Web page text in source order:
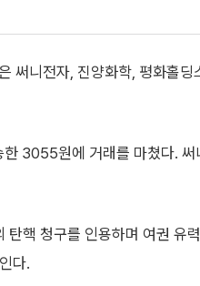
써니전자, 진양화학, 평화홀
3055원에 거래를 마쳤다. 써
핵 청구를 인용하며 여권 유
다.